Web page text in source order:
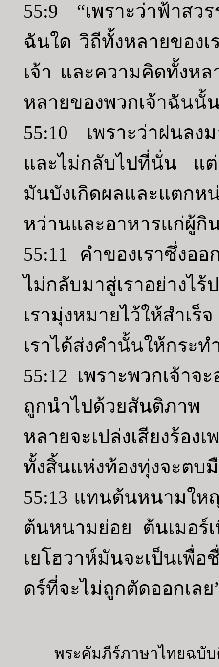
55:9 “เพราะว่าฟ้าสว
ฉันใด วิถีทั้งหลายของเ
เจ้า และความคิดทั้งหล
หลายของพวกเจ้าฉันนั้
55:10 เพราะว่าฝนลง
และไม่กลับไปที่นั่น แ
มันบังเกิดผลและแตกห
หว่านและอาหารแก่ผู้กิ
55:11 คำของเราซึ่งอ
ไม่กลับมาสู่เราอย่างไ
เรามุ่งหมายไว้ให้สำเ
เราได้ส่งคำนั้นให้กระ
55:12 เพราะพวกเจ้า
ถูกนำไปด้วยสันติภาพ
หลายจะเปล่งเสียงร้อง
ทั้งสิ้นแห่งท้องทุ่งจะตบ
55:13 แทนต้นหนามใ
ต้นหนามย่อย ต้นเมอร์
เยโฮวาห์มันจะเป็นเ
ดร์ที่จะไม่ถูกตัดออกเลย
พระคัมภีร์ภาษาไทยฉบับ